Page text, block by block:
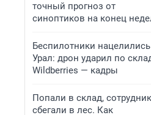
точный прогноз от
синоптиков на конец
Беспилотники
Урал: дрон ударил по
Wildberries — кадры
Попали в склад,
сбегали в лес. Как